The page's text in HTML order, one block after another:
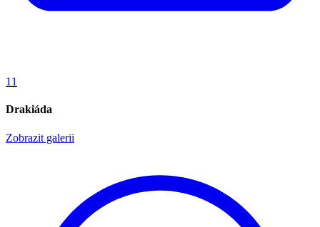
11
Drakiáda
Zobrazit galerii